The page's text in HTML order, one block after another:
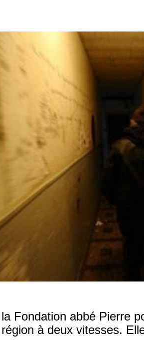
Fondation abbé Pierre
à deux vitesses.